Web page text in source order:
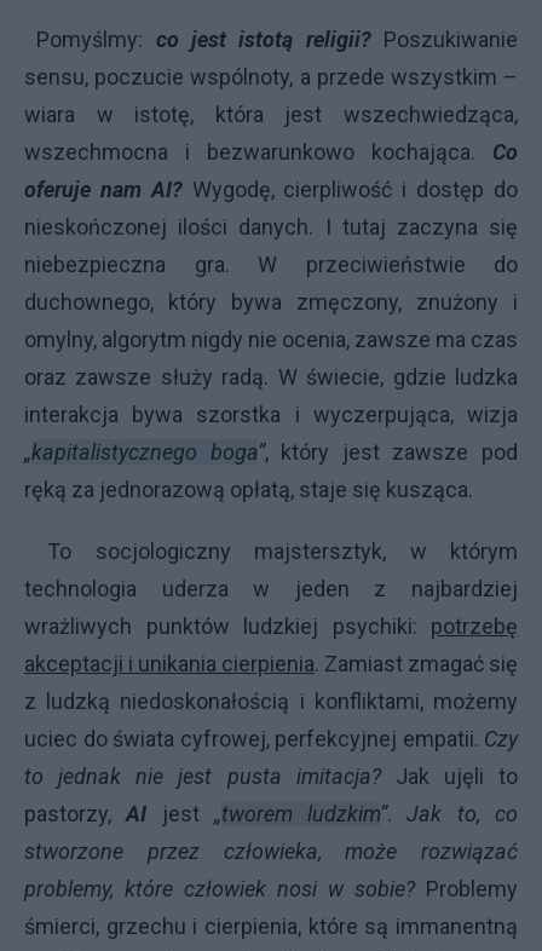
Pomyślmy: co jest istotą religii?Poszukiwanie
sensu, poczucie wspólnoty, a przede wszystkim –
wiara w istotę, która jest wszechwiedząca,
wszechmocna i bezwarunkowo kochająca. Co
oferuje nam AI?Wygodę, cierpliwość i dostęp do
nieskończonej ilości danych. I tutaj zaczyna się
niebezpieczna gra. W przeciwieństwie do
duchownego, który bywa zmęczony, znużony i
omylny, algorytm nigdy nie ocenia, zawsze ma czas
oraz zawsze służy radą. W świecie, gdzie ludzka
interakcja bywa szorstka i wyczerpująca, wizja
„kapitalistycznego boga”, który jest zawsze pod
ręką za jednorazową opłatą, staje się kusząca.
To socjologiczny majstersztyk, w którym
technologia uderza w jeden z najbardziej
wrażliwych punktów ludzkiej psychiki: potrzebę
akceptacji i unikania cierpienia. Zamiast zmagać się
z ludzką niedoskonałością i konfliktami, możemy
uciec do świata cyfrowej, perfekcyjnej empatii. Czy
to jednak nie jest pusta imitacja?Jak ujęli to
pastorzy,AI jest „tworem ludzkim”.Jak to, co
stworzone przez człowieka, może rozwiązać
problemy, które człowiek nosi w sobie? Problemy
śmierci, grzechu i cierpienia, które są immanentną